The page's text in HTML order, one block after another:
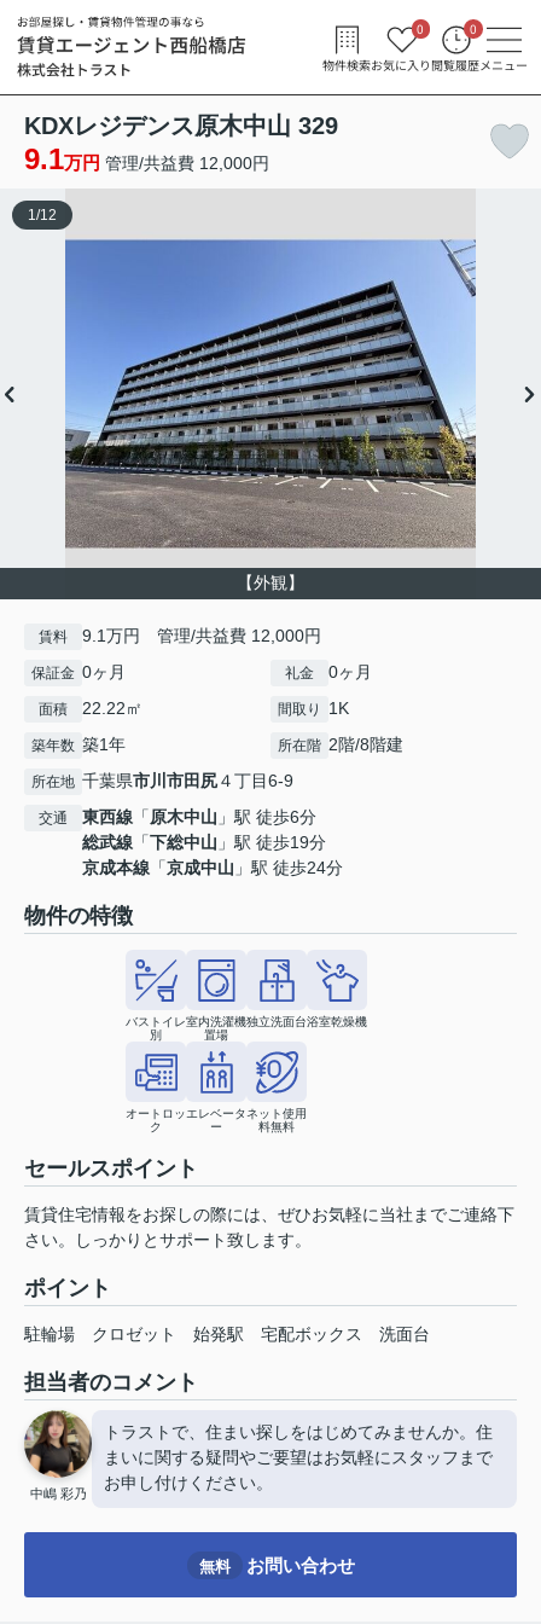
物件検索お気に入り
0
閲覧履歴
0
メニュー
KDXレジデンス原木中山 329
9.1万円 管理/共益費 12,000円
【外観】
1/12
賃料 9.1万円 管理/共益費 12,000円
保証金 0ヶ月 礼金 0ヶ月
面積 22.22㎡ 間取り 1K
築年数 築1年 所在階 2階/8階建
所在地 千葉県市川市田尻４丁目6-9
交通 東西線 「原木中山 」駅 徒歩6分
総武線 「下総中山 」駅 徒歩19分
京成本線 「京成中山 」駅 徒歩24分
物件の特徴
バストイレ
別
室内洗濯機
置場
独立洗面台浴室乾燥機
オートロッ
ク
エレベータ
ー
ネット使用
料無料
セールスポイント
賃貸住宅情報をお探しの際には、ぜひお気軽に当社までご連絡下
さい。しっかりとサポート致します。
ポイント
駐輪場 クロゼット 始発駅 宅配ボックス 洗面台
担当者のコメント
中嶋 彩乃
トラストで、住まい探しをはじめてみませんか。住
まいに関する疑問やご要望はお気軽にスタッフまで
お申し付けください。
無料 お問い合わせ